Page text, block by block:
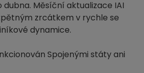
dubna. Měsíční aktualizace IAI
zrcátkem v rychle se
dynamice.
Spojenými státy ani